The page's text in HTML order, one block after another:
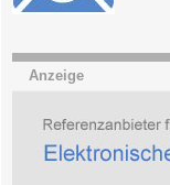
Anzeige